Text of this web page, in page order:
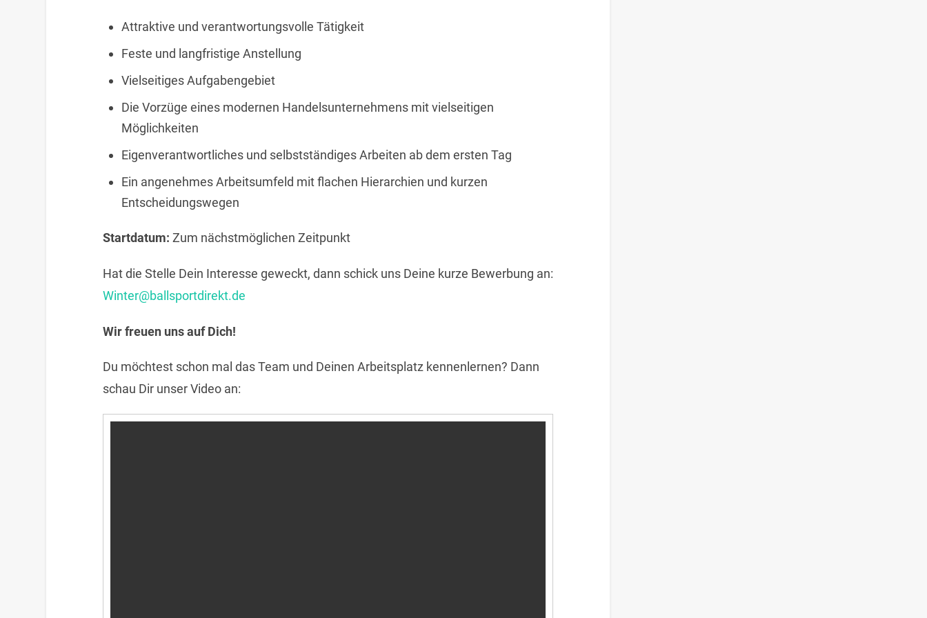
Attraktive und verantwortungsvolle Tätigkeit
Feste und langfristige Anstellung
Vielseitiges Aufgabengebiet
Die Vorzüge eines modernen Handelsunternehmens mit vielseitigen
Möglichkeiten
Eigenverantwortliches und selbstständiges Arbeiten ab dem ersten Tag
Ein angenehmes Arbeitsumfeld mit flachen Hierarchien und kurzen
Entscheidungswegen
Startdatum: Zum nächstmöglichen Zeitpunkt
Hat die Stelle Dein Interesse geweckt, dann schick uns Deine kurze Bewerbung an:
Winter@ballsportdirekt.de
Wir freuen uns auf Dich!
Du möchtest schon mal das Team und Deinen Arbeitsplatz kennenlernen? Dann
schau Dir unser Video an: